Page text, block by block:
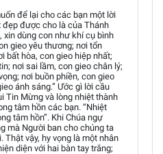
để lại cho các bạn một lời
được cho là của Thánh
xin dùng con như khí cụ bình
gieo yêu thương; nơi tổn
bất hòa, con gieo hiệp nhất;
nơi sai lầm, con gieo chân lý;
nơi buồn phiền, con gieo
ánh sáng.” Ước gì lời cầu
Tin Mừng và lòng nhiệt thành
tâm hồn các bạn. “Nhiệt
tâm hồn”. Khi Chúa ngự
mà Người ban cho chúng ta
Thật vậy, hy vọng là một nhân
diện với hai bàn tay trắng;